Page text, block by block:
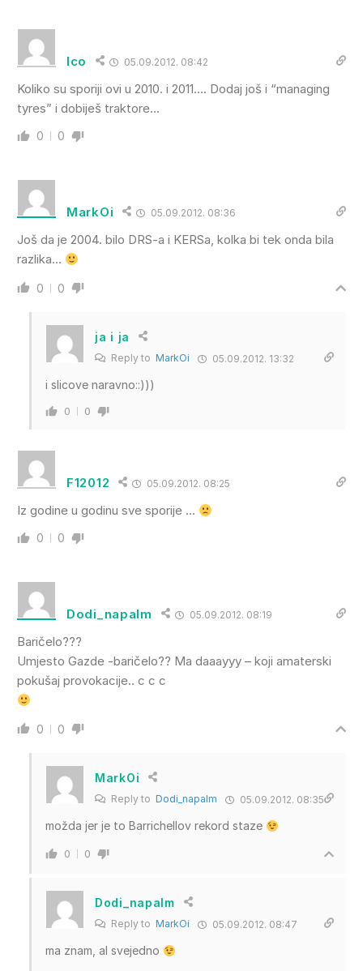
Ico 05.09.2012. 08:42
Koliko su sporiji ovi u 2010. i 2011…. Dodaj još i “managing
tyres” i dobiješ traktore…
0 0
MarkOi 05.09.2012. 08:36
Još da je 2004. bilo DRS-a i KERSa, kolka bi tek onda bila
razlika…
0 0
ja i ja
Reply to MarkOi 05.09.2012. 13:32
i slicove naravno::)))
0 0
F12012 05.09.2012. 08:25
Iz godine u godinu sve sporije …
0 0
Dodi_napalm 05.09.2012. 08:19
Baričelo???
Umjesto Gazde -baričelo?? Ma daaayyy – koji amaterski
pokušaj provokacije.. c c c
0 0
MarkOi
Reply to Dodi_napalm 05.09.2012. 08:35
možda jer je to Barrichellov rekord staze
0 0
Dodi_napalm
Reply to MarkOi 05.09.2012. 08:47
ma znam, al svejedno